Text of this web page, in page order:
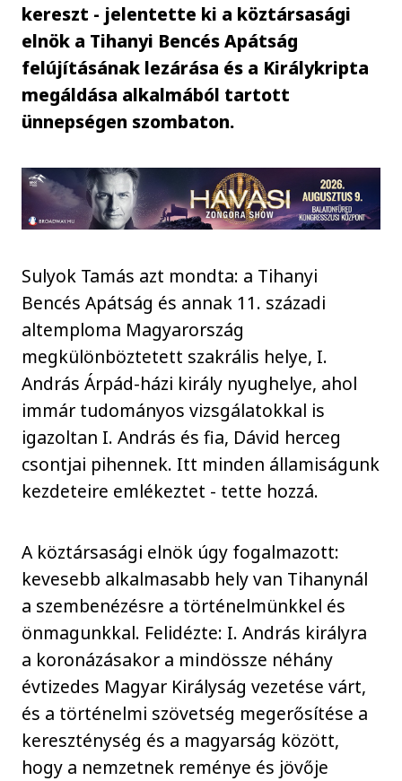
kereszt - jelentette ki a köztársasági
elnök a Tihanyi Bencés Apátság
felújításának lezárása és a Királykripta
megáldása alkalmából tartott
ünnepségen szombaton.
Sulyok Tamás azt mondta: a Tihanyi
Bencés Apátság és annak 11. századi
altemploma Magyarország
megkülönböztetett szakrális helye, I.
András Árpád-házi király nyughelye, ahol
immár tudományos vizsgálatokkal is
igazoltan I. András és fia, Dávid herceg
csontjai pihennek. Itt minden államiságunk
kezdeteire emlékeztet - tette hozzá.
A köztársasági elnök úgy fogalmazott:
kevesebb alkalmasabb hely van Tihanynál
a szembenézésre a történelmünkkel és
önmagunkkal. Felidézte: I. András királyra
a koronázásakor a mindössze néhány
évtizedes Magyar Királyság vezetése várt,
és a történelmi szövetség megerősítése a
kereszténység és a magyarság között,
hogy a nemzetnek reménye és jövője